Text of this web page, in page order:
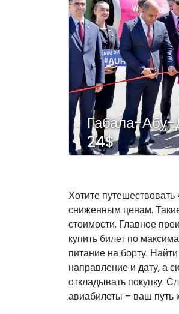
Габала-Абу-
24$
Хотите
сниженным ценам.
стоимости. Главное
купить билет по
питание на борту.
направление и дату, а
откладывать покупку.
авиабилеты – ваш путь